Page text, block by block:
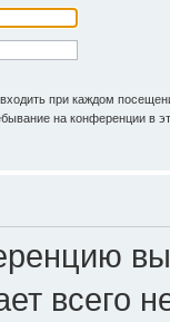
при каждом
на конференции в
всего